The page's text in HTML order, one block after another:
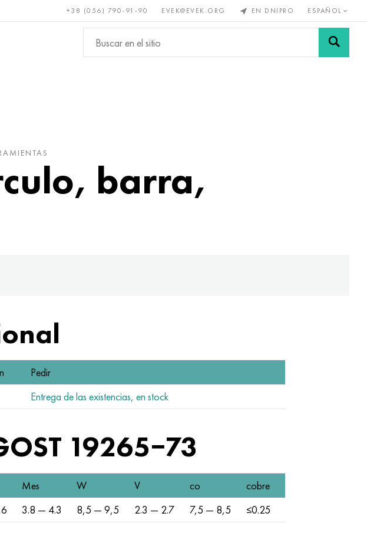
+38 (056) 790-91-90 EVEK@EVEK.ORG EN DNIPRO ESPAÑOL
Metales no
ferrosos
Aleación de Mallas y
barra,
Pedir
Entrega de las existencias, en stock
19265−73
Mes W V co
cobre
3.8 — 4.3 8,5 — 9,5 2.3 — 2.7 7,5 — 8,5 ≤0.25